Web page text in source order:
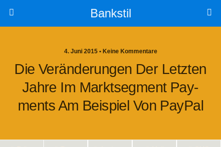
Bankstil
4. Juni 2015 • Keine Kommentare
Die Ver­än­de­run­gen Der Letz­ten
Jah­re Im Markt­seg­ment Pay­
Ments Am Bei­spiel Von PayPal